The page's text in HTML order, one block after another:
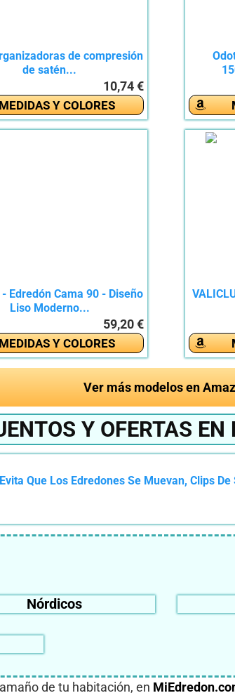
de compresión
de satén...
10,74 €
Y COLORES
Edredón Cama 90 - Diseño
Liso Moderno...
59,20 €
Y COLORES
Ver más modelos en
Y OFERTAS
Que Los Edredones Se Muevan, Clips
Nórdicos
de tu habitación, en